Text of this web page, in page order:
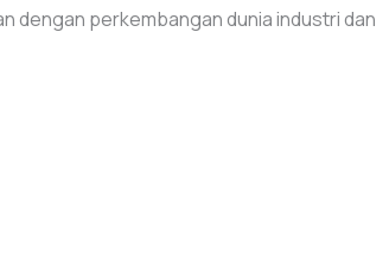
dengan perkembangan dunia industri dan